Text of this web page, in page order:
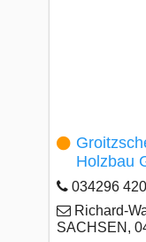
Holzbau
034296
Richard-
SACHSEN,